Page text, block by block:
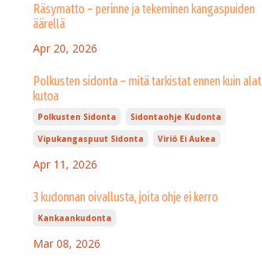
Räsymatto – perinne ja tekeminen kangaspuiden
äärellä
Apr 20, 2026
Polkusten sidonta – mitä tarkistat ennen kuin alat
kutoa
Polkusten Sidonta
Sidontaohje Kudonta
Vipukangaspuut Sidonta
Viriö Ei Aukea
Apr 11, 2026
3 kudonnan oivallusta, joita ohje ei kerro
Kankaankudonta
Mar 08, 2026